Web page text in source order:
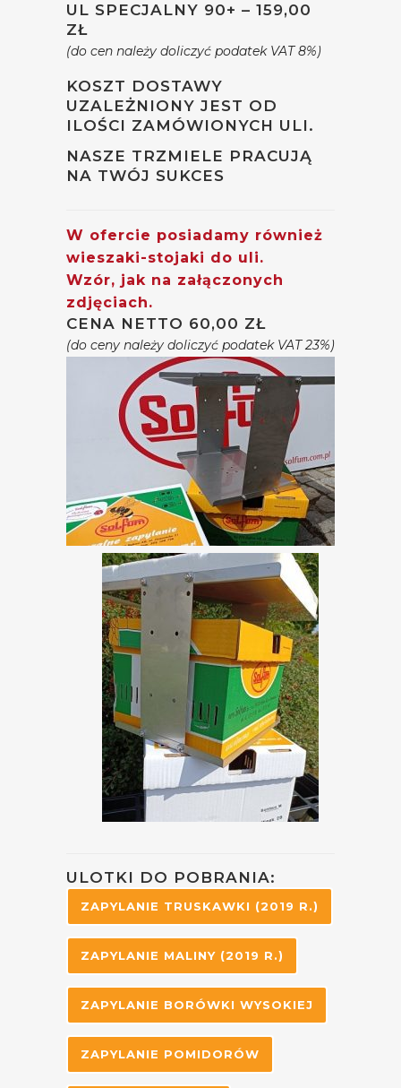
UL SPECJALNY 90+ – 159,00
ZŁ
(do cen należy doliczyć podatek VAT 8%)
KOSZT DOSTAWY
UZALEŻNIONY JEST OD
ILOŚCI ZAMÓWIONYCH ULI.
NASZE TRZMIELE PRACUJĄ
NA TWÓJ SUKCES
W ofercie posiadamy również
wieszaki-stojaki do uli.
Wzór, jak na załączonych
zdjęciach.
CENA NETTO 60,00 ZŁ
(do ceny należy doliczyć podatek VAT 23%)
ULOTKI DO POBRANIA:
ZAPYLANIE TRUSKAWKI (2019 R.)
ZAPYLANIE MALINY (2019 R.)
ZAPYLANIE BORÓWKI WYSOKIEJ
ZAPYLANIE POMIDORÓW